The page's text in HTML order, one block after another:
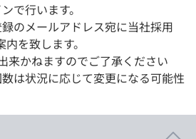
で行います。
のメールアドレス宛に当社採用
を致します。
来かねますのでご了承ください
は状況に応じて変更になる可能性